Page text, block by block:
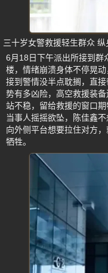
三十岁女警救援轻生群众
6月18日下午派出所接到群
楼，情绪崩溃身体不停晃
接到警情没半点耽搁，直
势有多凶险，高空救援装
站不稳，留给救援的窗口
当事人摇摇欲坠，陈佳鑫
向外侧平台想要拉住对方
牺牲。